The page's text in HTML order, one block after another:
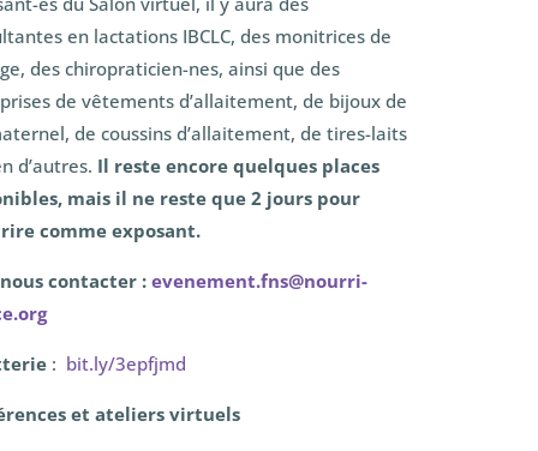
en lactations IBCLC, des monitrices de
des chiropraticien-nes, ainsi que des
de vêtements d’allaitement, de bijoux de
de coussins d’allaitement, de tires-laits
d’autres. Il reste encore quelques places
mais il ne reste que 2 jours pour
comme exposant.
contacter : evenement.fns@nourri-
: bit.ly/3epfjmd
et ateliers virtuels